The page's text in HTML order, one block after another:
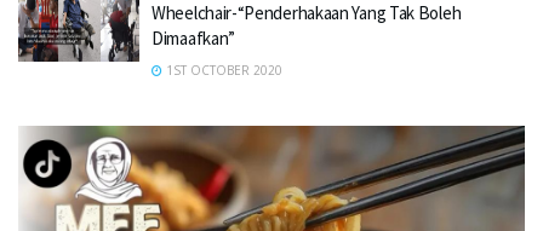
Wheelchair-“Penderhakaan Yang Tak Boleh
Dimaafkan”
1ST OCTOBER 2020